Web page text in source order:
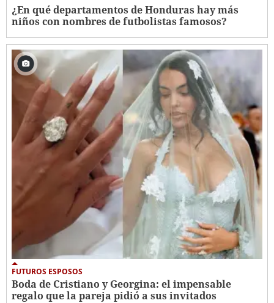
¿En qué departamentos de Honduras hay más
niños con nombres de futbolistas famosos?
FUTUROS ESPOSOS
Boda de Cristiano y Georgina: el impensable
regalo que la pareja pidió a sus invitados